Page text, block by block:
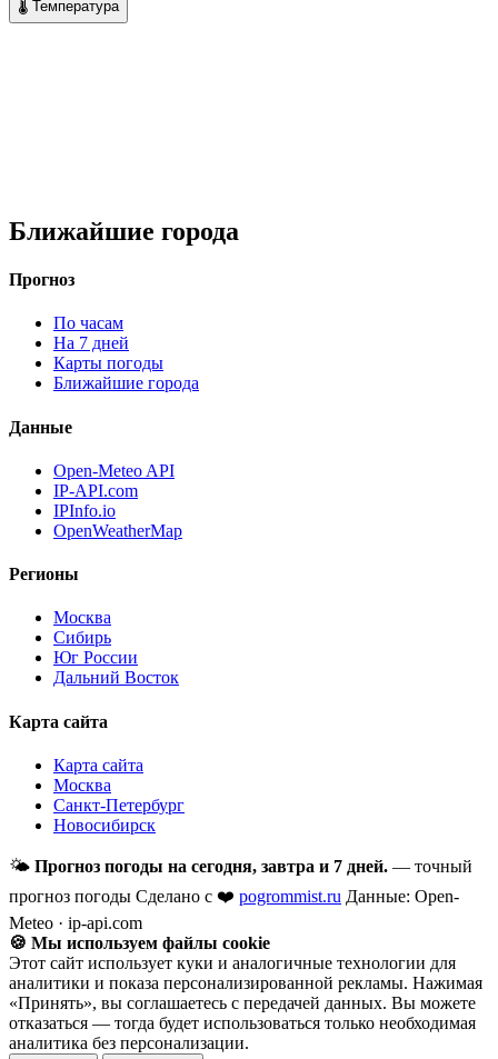
🌡 Температура
Ближайшие города
Прогноз
По часам
На 7 дней
Карты погоды
Ближайшие города
Данные
Open-Meteo API
IP-API.com
IPInfo.io
OpenWeatherMap
Регионы
Москва
Сибирь
Юг России
Дальний Восток
Карта сайта
Карта сайта
Москва
Санкт-Петербург
Новосибирск
🌤 Прогноз погоды на сегодня, завтра и 7 дней. — точный
прогноз погоды Сделано с ❤️ pogrommist.ru Данные: Open-
Meteo · ip-api.com
🍪 Мы используем файлы cookie
Этот сайт использует куки и аналогичные технологии для
аналитики и показа персонализированной рекламы. Нажимая
«Принять», вы соглашаетесь с передачей данных. Вы можете
отказаться — тогда будет использоваться только необходимая
аналитика без персонализации.